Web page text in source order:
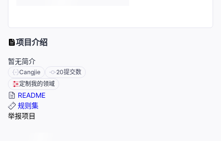
项目介绍
暂无简介
Cangjie 20提交数
定制我的领域
README
规则集
举报项目